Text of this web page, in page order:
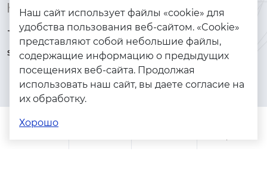
Контакты
+7 (925) 144-64-73
serebryanyye.grani@mail.ru
Каталог
Браслеты
Золото
Серебро
Помощь
Наш сайт использует файлы «cookie» для
удобства пользования веб-сайтом. «Cookie»
представляют собой небольшие файлы,
содержащие информацию о предыдущих
посещениях веб-сайта. Продолжая
использовать наш сайт, вы даете согласие на
их обработку.
Хорошо